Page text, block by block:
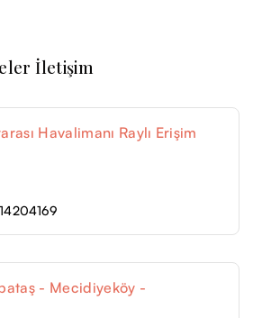
İletişim
Havalimanı Raylı Erişim
- Mecidiyeköy -